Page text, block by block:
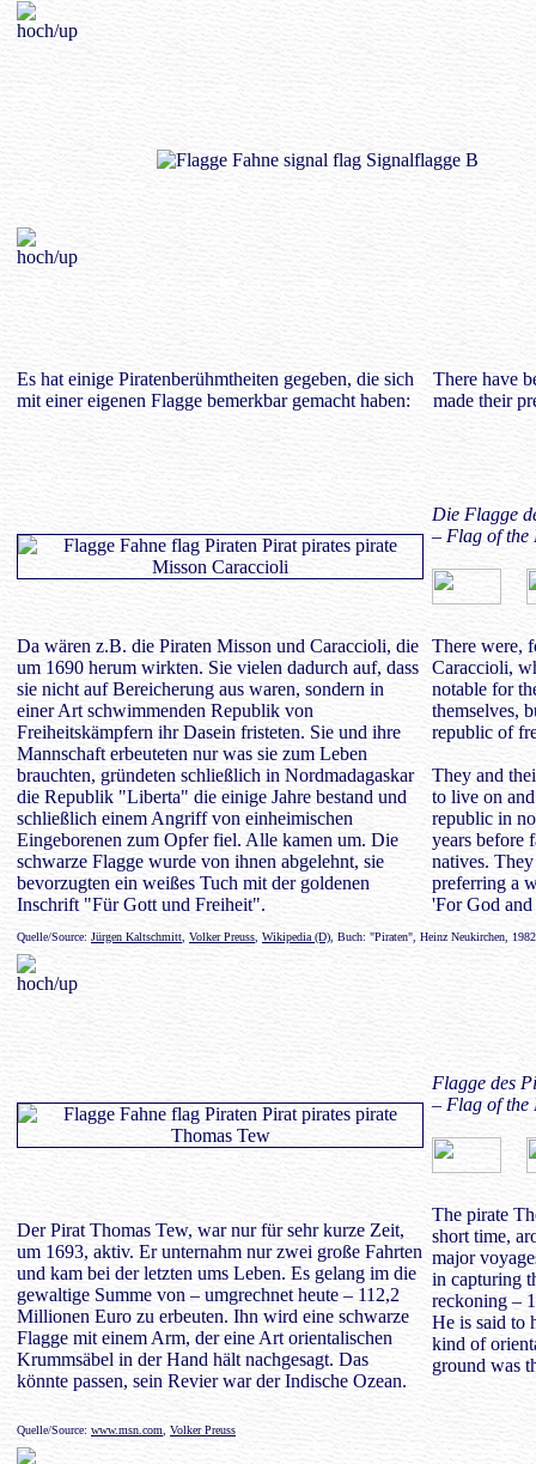
Es hat einige Piratenberühmtheiten gegeben, die sich
mit einer eigenen Flagge bemerkbar gemacht haben:
There have
made their
Die Flagge
– Flag of the
Da wären z.B. die Piraten Misson und Caraccioli, die
um 1690 herum wirkten. Sie vielen dadurch auf, dass
sie nicht auf Bereicherung aus waren, sondern in
einer Art schwimmenden Republik von
Freiheitskämpfern ihr Dasein fristeten. Sie und ihre
Mannschaft erbeuteten nur was sie zum Leben
brauchten, gründeten schließlich in Nordmadagaskar
die Republik "Liberta" die einige Jahre bestand und
schließlich einem Angriff von einheimischen
Eingeborenen zum Opfer fiel. Alle kamen um. Die
schwarze Flagge wurde von ihnen abgelehnt, sie
bevorzugten ein weißes Tuch mit der goldenen
Inschrift "Für Gott und Freiheit".
There were,
Caraccioli,
notable for
themselves,
republic of
They and
to live on
republic in
years before
natives.
preferring a
'For God
Quelle/Source: Jürgen Kaltschmitt Volker Preuss Wikipedia (D) , Buch: "Piraten", Heinz Neukirchen,
Flagge des
– Flag of the
Der Pirat Thomas Tew, war nur für sehr kurze Zeit,
um 1693, aktiv. Er unternahm nur zwei große Fahrten
und kam bei der letzten ums Leben. Es gelang im die
gewaltige Summe von – umgrechnet heute – 112,2
Millionen Euro zu erbeuten. Ihn wird eine schwarze
Flagge mit einem Arm, der eine Art orientalischen
Krummsäbel in der Hand hält nachgesagt. Das
könnte passen, sein Revier war der Indische Ozean.
The pirate
short time,
major
in capturing
reckoning –
He is said to
kind of
ground was
Quelle/Source: www.msn.com Volker Preuss